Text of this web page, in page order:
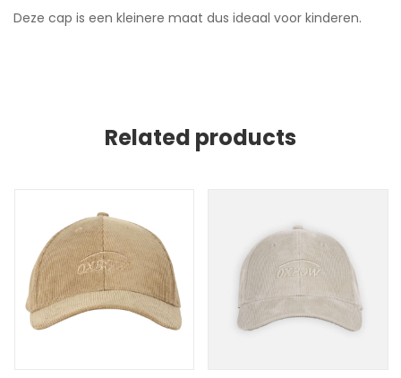
Deze cap is een kleinere maat dus ideaal voor kinderen.
Related products